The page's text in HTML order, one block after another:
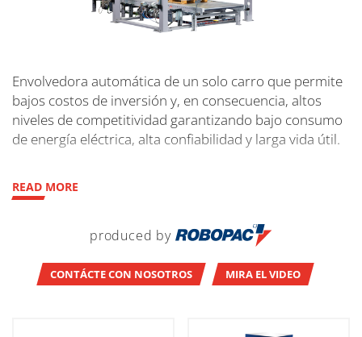
Envolvedora automática de un solo carro que permite
bajos costos de inversión y, en consecuencia, altos
niveles de competitividad garantizando bajo consumo
de energía eléctrica, alta confiabilidad y larga vida útil.
READ MORE
produced by
CONTÁCTE CON NOSOTROS MIRA EL VIDEO